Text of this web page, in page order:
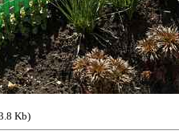
Kb)